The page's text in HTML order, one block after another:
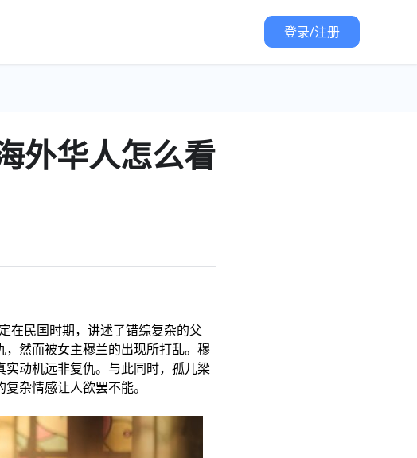
登录/注册
外华人怎么看
民国时期，讲述了错综复杂的父
然而被女主穆兰的出现所打乱。穆
动机远非复仇。与此同时，孤儿梁
杂情感让人欲罢不能。